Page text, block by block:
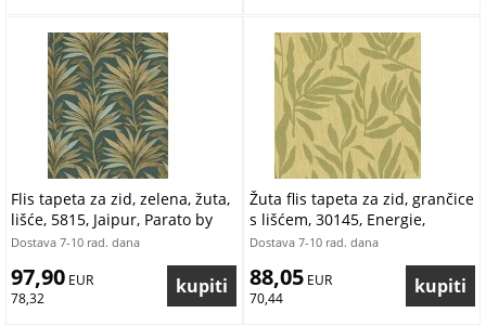
Flis tapeta za zid, zelena, žuta,
lišće, 5815, Jaipur, Parato by
Cristiana Masi | Ljepilo Gratis
Dostava 7-10 rad. dana
97,90 EUR
78,32
Žuta flis tapeta za zid, grančice
s lišćem, 30145, Energie,
Cristiana Masi by Parato |
Dostava 7-10 rad. dana
88,05 EUR
70,44